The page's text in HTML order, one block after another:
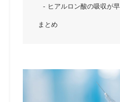
ヒアルロン酸の吸収が
まとめ